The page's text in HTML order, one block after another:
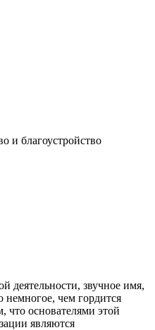
и благоустройство
деятельности, звучное имя,
немногое, чем гордится
что основателями этой
являются